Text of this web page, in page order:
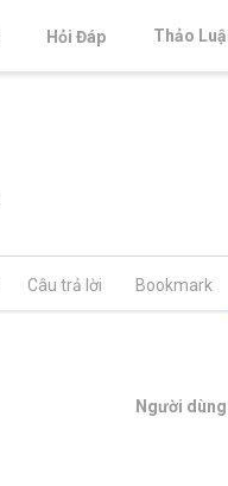
Hỏi Đáp Thảo
Câu trả lời Bookmark
Người